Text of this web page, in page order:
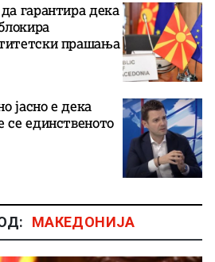
гарантира дека
прашања
јасно е дека
се единственото
МАКЕДОНИЈА